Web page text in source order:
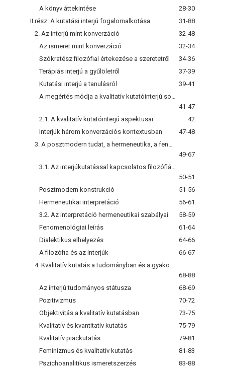
A könyv áttekintése
28-30
II.rész. A kutatási interjú fogalomalkotása
31-88
2. Az interjú mint konverzáció
32-48
Az ismeret mint konverzáció
32-34
Szókratész filozófiai értekezése a szeretetről
34-36
Terápiás interjú a gyűlöletről
37-39
Kutatási interjú a tanulásról
39-41
41-47
2.1. A kvalitatív kutatóinterjú aspektusai
42
Interjúk három konverzációs kontextusban
47-48
49-67
50-51
Posztmodern konstrukció
51-56
Hermeneutikai interpretáció
56-61
3.2. Az interpretáció hermeneutikai szabályai
58-59
Fenomenológiai leírás
61-64
Dialektikus elhelyezés
64-66
A filozófia és az interjúk
66-67
68-88
Az interjú tudományos státusza
68-69
Pozitivizmus
70-72
Objektivitás a kvalitatív kutatásban
73-75
Kvalitatív és kvantitatív kutatás
75-79
Kvalitatív piackutatás
79-81
Feminizmus és kvalitatív kutatás
81-83
Pszichoanalitikus ismeretszerzés
83-88